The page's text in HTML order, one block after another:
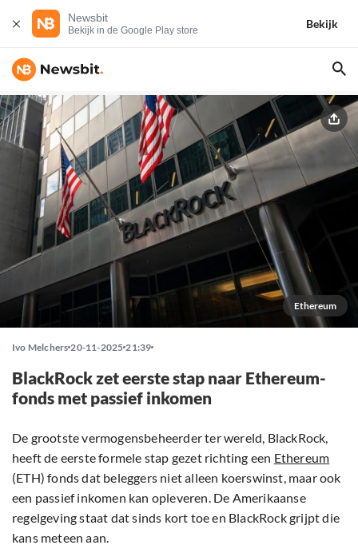
Newsbit
Bekijk in de Google Play store
Bekijk
Ethereum
Ivo Melchers 20-11-2025 21:39
BlackRock zet eerste stap naar Ethereum-
fonds met passief inkomen
De grootste vermogensbeheerder ter wereld, BlackRock,
heeft de eerste formele stap gezet richting een Ethereum
(ETH) fonds dat beleggers niet alleen koerswinst, maar ook
een passief inkomen kan opleveren. De Amerikaanse
regelgeving staat dat sinds kort toe en BlackRock grijpt die
kans meteen aan.